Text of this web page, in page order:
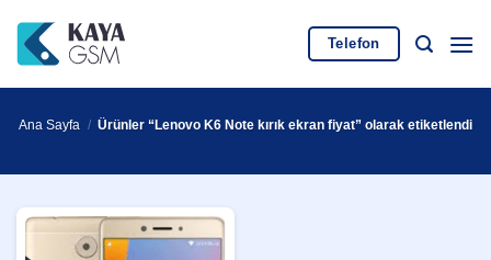
atla
Telefon
Ana Sayfa / Ürünler “Lenovo K6 Note kırık ekran fiyat” olarak etiketlendi